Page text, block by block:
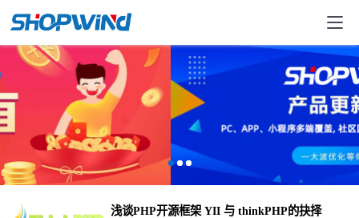
浅谈PHP开源框架 YII 与 thinkPHP的抉择